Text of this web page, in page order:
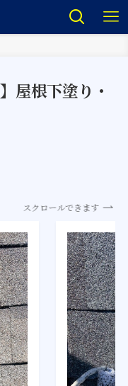
屋根下塗り・
スクロールできます